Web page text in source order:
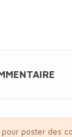
poster des